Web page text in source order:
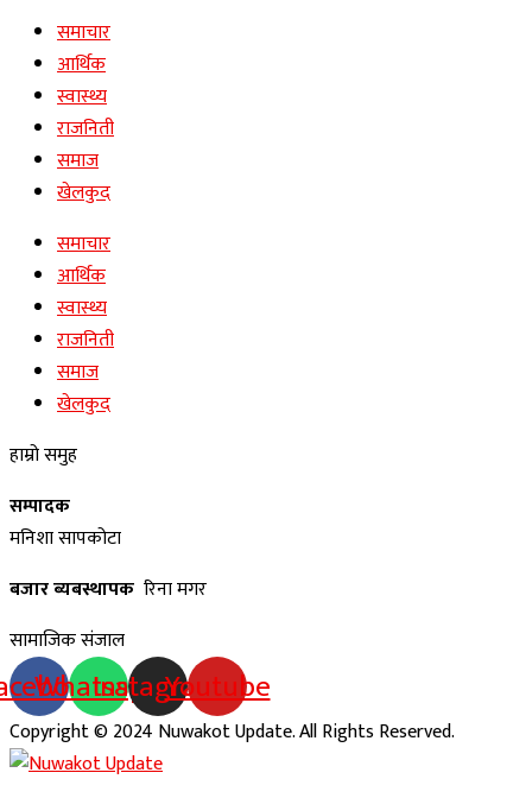
समाचार
आर्थिक
स्वास्थ्य
राजनिती
समाज
खेलकुद
समाचार
आर्थिक
स्वास्थ्य
राजनिती
समाज
खेलकुद
हाम्रो समुह
सम्पादक
मनिशा सापकोटा
बजार ब्यबस्थापक रिना मगर
सामाजिक संजाल
Whatsapp
Instagram
Youtube
Copyright © 2024 Nuwakot Update. All Rights Reserved.